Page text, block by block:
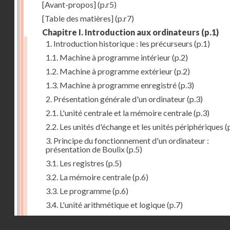
[Avant-propos](p.r5)
[Table des matières](p.r7)
Chapitre I. Introduction aux ordinateurs (p.1)
1. Introduction historique : les précurseurs (p.1)
1.1. Machine à programme intérieur(p.2)
1.2. Machine à programme extérieur(p.2)
1.3. Machine à programme enregistré(p.3)
2. Présentation générale d'un ordinateur(p.3)
2.1. L'unité centrale et la mémoire centrale(p.3)
2.2. Les unités d'échange et les unités périphériques
3. Principe du fonctionnement d'un ordinateur :
présentation de Boulix(p.5)
3.1. Les registres (p.5)
3.2. La mémoire centrale(p.6)
3.3. Le programme(p.6)
3.4. L'unité arithmétique et logique(p.7)
3.5. L'unité de contrôle(p.8)